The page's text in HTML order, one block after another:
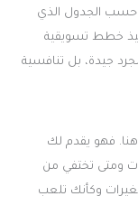
حسب الجدول الذي
خطط تسويقية
جيدة، بل تنافسية
فهو يقدم لك
ومتى تختفي من
وكأنك تلعب